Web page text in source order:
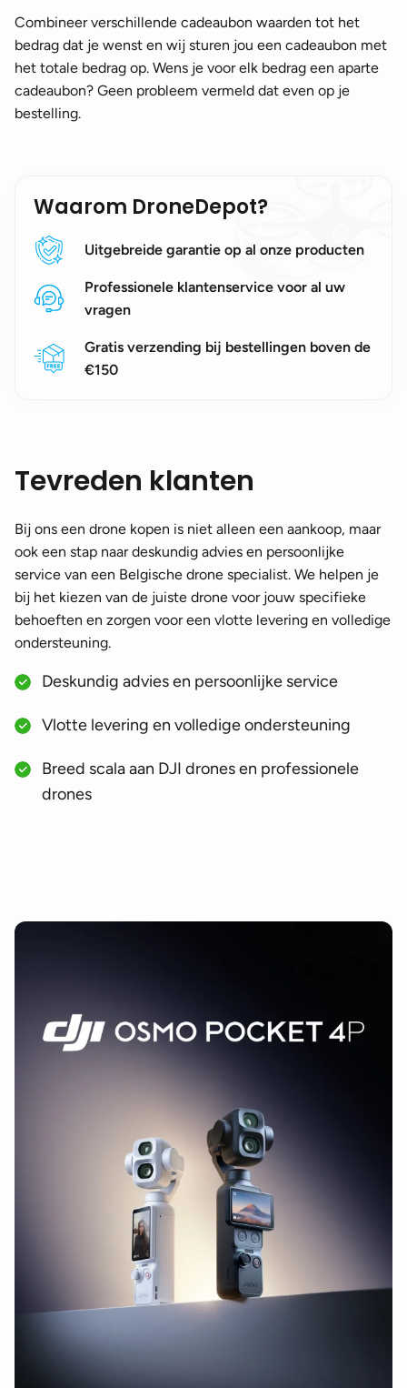
Combineer verschillende cadeaubon waarden tot het
bedrag dat je wenst en wij sturen jou een cadeaubon met
het totale bedrag op. Wens je voor elk bedrag een aparte
cadeaubon? Geen probleem vermeld dat even op je
bestelling.
Waarom DroneDepot?
Uitgebreide garantie op al onze producten
Professionele klantenservice voor al uw
vragen
Gratis verzending bij bestellingen boven de
€150
Tevreden klanten
Bij ons een drone kopen is niet alleen een aankoop, maar
ook een stap naar deskundig advies en persoonlijke
service van een Belgische drone specialist. We helpen je
bij het kiezen van de juiste drone voor jouw specifieke
behoeften en zorgen voor een vlotte levering en volledige
ondersteuning.
Deskundig advies en persoonlijke service
Vlotte levering en volledige ondersteuning
Breed scala aan DJI drones en professionele
drones